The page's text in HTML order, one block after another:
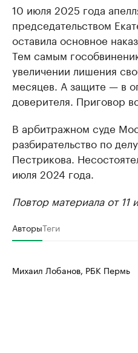
10 июля 2025 года
председательством
оставила основное
Тем самым
увеличении лишения
месяцев. А защите — в
доверителя. Приговор
В арбитражном суде
разбирательство по
Пестрикова.
июля 2024 года.
Повтор материала от 11
АвторыТеги
Михаил Лобанов, РБК Пермь